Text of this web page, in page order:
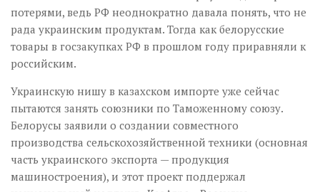
потерями, ведь РФ неоднократно давала понять, что не
рада украинским продуктам. Тогда как белорусские
товары в госзакупках РФ в прошлом году приравняли к
российским.
Украинскую нишу в казахском импорте уже сейчас
пытаются занять союзники по Таможенному союзу.
Белорусы заявили о создании совместного
производства сельскохозяйственной техники (основная
часть украинского экспорта — продукция
машиностроения), и этот проект поддержал